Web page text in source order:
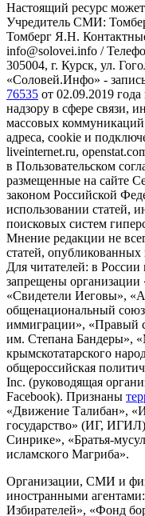
Настоящий ресурс
Учредитель СМИ:
Томберг Я.Н.
info@solovei.info /
305004, г. Курск, ул.
«Соловей.Инфо» -
76535 от 02.09.2019
надзору в сфере связи,
массовых коммуникаций
адреса, cookie и
liveinternet.ru,
в Пользовательском
размещенные на сайте
законом Российской
использовании статей,
поисковых систем
Мнение редакции не
статей, опубликованных
Для читателей: в
запрещены организации
«Свидетели Иеговы»,
общенациональный
иммиграции»,
им. Степана Бандеры»,
крымскотатарского
общероссийская
Inc. (руководящая
Facebook). Признаны
«Движение Талибан»,
государство» (ИГ,
Синрике», «Братья-
исламского Магриба».
Организации, СМИ и
иностранными
Избирателей», «Фонд